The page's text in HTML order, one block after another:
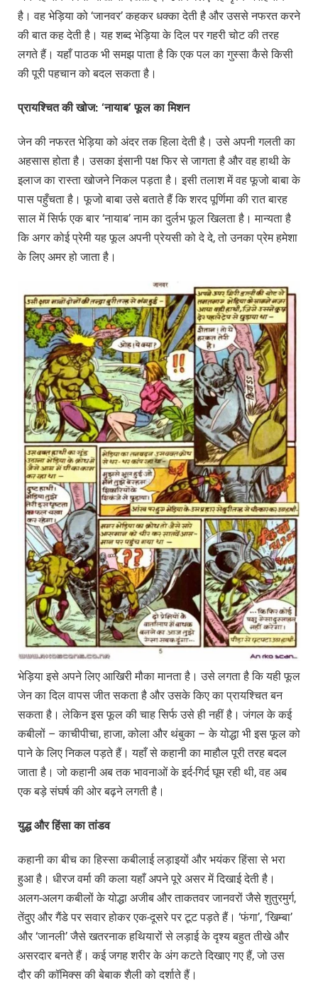
है। वह भेड़िया को ‘जानवर’ कहकर धक्का देती है और उससे नफरत करने
की बात कह देती है। यह शब्द भेड़िया के दिल पर गहरी चोट की तरह
लगते हैं। यहाँ पाठक भी समझ पाता है कि एक पल का गुस्सा कैसे किसी
की पूरी पहचान को बदल सकता है।
प्रायश्चितकीखोज: ‘नायाब’फूलकामिशन
जेन की नफरत भेड़िया को अंदर तक हिला देती है। उसे अपनी गलती का
अहसास होता है। उसका इंसानी पक्ष फिर से जागता है और वह हाथी के
इलाज का रास्ता खोजने निकल पड़ता है। इसी तलाश में वह फूजो बाबा के
पास पहुँचता है। फूजो बाबा उसे बताते हैं कि शरद पूर्णिमा की रात बारह
साल में सिर्फ एक बार ‘नायाब’ नाम का दुर्लभ फूल खिलता है। मान्यता है
कि अगर कोई प्रेमी यह फूल अपनी प्रेयसी को दे दे, तो उनका प्रेम हमेशा
के लिए अमर हो जाता है।
भेड़िया इसे अपने लिए आखिरी मौका मानता है। उसे लगता है कि यही फूल
जेन का दिल वापस जीत सकता है और उसके किए का प्रायश्चित बन
सकता है। लेकिन इस फूल की चाह सिर्फ उसे ही नहीं है। जंगल के कई
कबीलों – काचीपीचा, हाजा, कोला और थंबुका – के योद्धा भी इस फूल को
पाने के लिए निकल पड़ते हैं। यहाँ से कहानी का माहौल पूरी तरह बदल
जाता है। जो कहानी अब तक भावनाओं के इर्द-गिर्द घूम रही थी, वह अब
एक बड़े संघर्ष की ओर बढ़ने लगती है।
युद्धऔरहिंसाकातांडव
कहानी का बीच का हिस्सा कबीलाई लड़ाइयों और भयंकर हिंसा से भरा
हुआ है। धीरज वर्मा की कला यहाँ अपने पूरे असर में दिखाई देती है।
अलग-अलग कबीलों के योद्धा अजीब और ताकतवर जानवरों जैसे शुतुरमुर्ग,
तेंदुए और गैंडे पर सवार होकर एक-दूसरे पर टूट पड़ते हैं। ‘फंगा’, ‘खिम्बा’
और ‘जानली’ जैसे खतरनाक हथियारों से लड़ाई के दृश्य बहुत तीखे और
असरदार बनते हैं। कई जगह शरीर के अंग कटते दिखाए गए हैं, जो उस
दौर की कॉमिक्स की बेबाक शैली को दर्शाते हैं।